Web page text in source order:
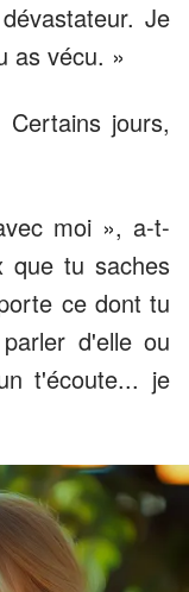
Je
as vécu. »
jours,
moi », a-t-
que tu saches
ce dont tu
d'elle ou
t'écoute... je